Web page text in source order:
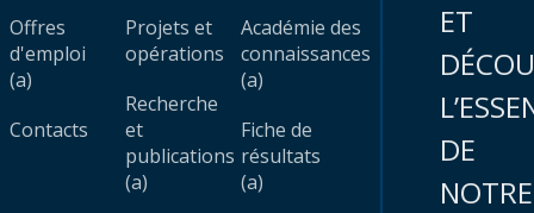
Offres
d'emploi
(a)
Contacts
Projets et
opérations
Recherche
et
publications
(a)
Académie des
connaissances
(a)
Fiche de
résultats
(a)
ET
DE
NOTRE